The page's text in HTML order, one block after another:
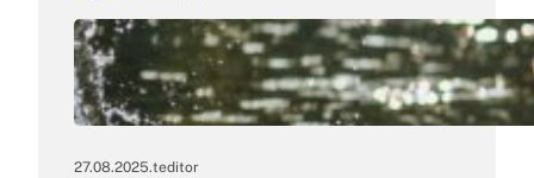
27.08.2025.teditor